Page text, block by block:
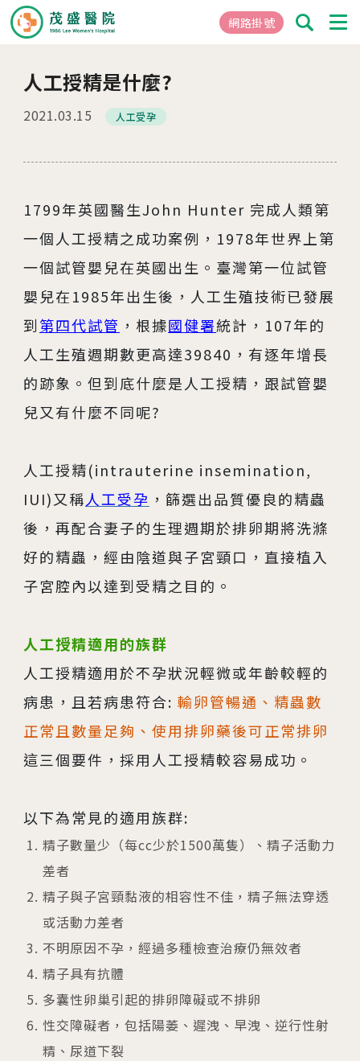
網路掛號
01 關於茂盛
醫院簡介
年度大事紀
醫院環境與設備
03 就醫指南
04 生殖醫學專科
05 診療科目
06 最新消息
07 衛教資訊
08 圓夢分享
人工授精是什麼?
2021.03.15 人工受孕
1799年英國醫生John Hunter 完成人類第
一個人工授精之成功案例，1978年世界上第
一個試管嬰兒在英國出生。臺灣第一位試管
嬰兒在1985年出生後，人工生殖技術已發展
到第四代試管 ，根據國健署統計，107年的
人工生殖週期數更高達39840，有逐年增長
的跡象。但到底什麼是人工授精，跟試管嬰
兒又有什麼不同呢?
人工授精(intrauterine insemination,
IUI)又稱人工受孕 ，篩選出品質優良的精蟲
後，再配合妻子的生理週期於排卵期將洗滌
好的精蟲，經由陰道與子宮頸口，直接植入
子宮腔內以達到受精之目的。
人工授精適用的族群
人工授精適用於不孕狀況輕微或年齡較輕的
病患，且若病患符合: 輸卵管暢通、精蟲數
正常且數量足夠、使用排卵藥後可正常排卵
這三個要件，採用人工授精較容易成功。
以下為常見的適用族群:
精子數量少（每cc少於1500萬隻）、精子活動力
差者
精子與子宮頸黏液的相容性不佳，精子無法穿透
或活動力差者
不明原因不孕，經過多種檢查治療仍無效者
精子具有抗體
多囊性卵巢引起的排卵障礙或不排卵
性交障礙者，包括陽萎、遲洩、早洩、逆行性射
精、尿道下裂